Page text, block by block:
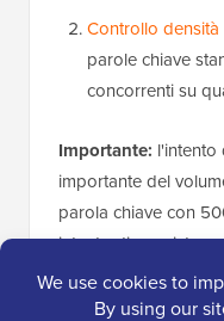
Controllo
parole chiave
concorrenti su
Importante: l'intento
importante del
parola chiave con
intento di acquisto o
più valore di un
a cui Google